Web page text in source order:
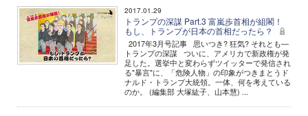
2017.01.29
トランプの深謀 Part.3 富嵐歩首相が組閣！
もし、トランプが日本の首相だったら？
2017年3月号記事 思いつき? 狂気? それとも―
トランプの深謀 ついに、アメリカで新政権が発
足した。選挙中と変わらずツイッターで発信され
る"暴言"に、「危険人物」の印象がつきまとうド
ナルド・トランプ大統領。一体、何を考えている
のか。 (編集部 大塚紘子、山本慧) ...